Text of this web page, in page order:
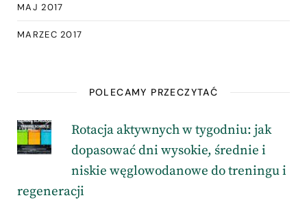
MAJ 2017
MARZEC 2017
POLECAMY PRZECZYTAĆ
Rotacja aktywnych w tygodniu: jak
dopasować dni wysokie, średnie i
niskie węglowodanowe do treningu i
regeneracji